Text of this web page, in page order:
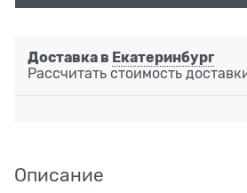
Доставка в Екатеринбург
Рассчитать стоимость
Описание